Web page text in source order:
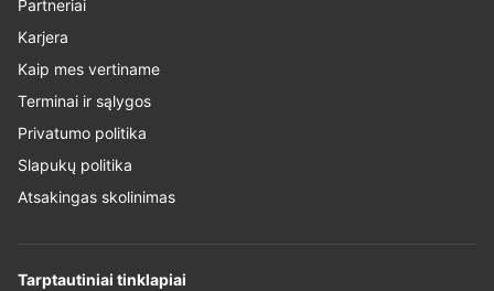
Partneriai
Karjera
Kaip mes vertiname
Terminai ir sąlygos
Privatumo politika
Slapukų politika
Atsakingas skolinimas
Tarptautiniai tinklapiai